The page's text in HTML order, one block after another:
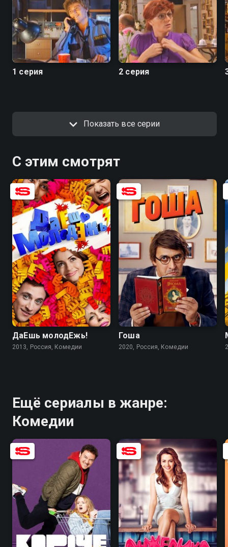
«Одна за всех» можно онлайн.
Посмотреть онлайн 1 сезон сериала Одна за всех
вы можете совершенно бесплатно в хорошем HD
качестве на Смотрёшке
1 серия 2 серия
Показать все серии
С этим смотрят
5.8 4.5
ДаЕшь молодЕжь!
2013, Россия, Комедии
Гоша
2020, Россия, Комедии
Ещё сериалы в жанре:
Комедии